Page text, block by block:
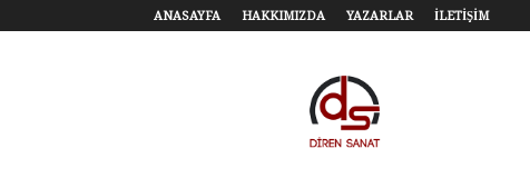
ANASAYFA HAKKIMIZDA YAZARLAR İLETİŞİM
Diren
Sanat
–
Tiyatro,